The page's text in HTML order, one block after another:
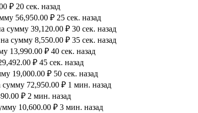
₽ 20 сек. назад
56,950.00 ₽ 25 сек. назад
сумму 39,120.00 ₽ 30 сек. назад
сумму 8,550.00 ₽ 35 сек. назад
13,990.00 ₽ 40 сек. назад
₽ 45 сек. назад
19,000.00 ₽ 50 сек. назад
72,950.00 ₽ 1 мин. назад
₽ 2 мин. назад
10,600.00 ₽ 3 мин. назад